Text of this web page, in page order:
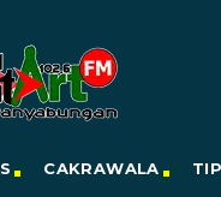
CAKRAWALA